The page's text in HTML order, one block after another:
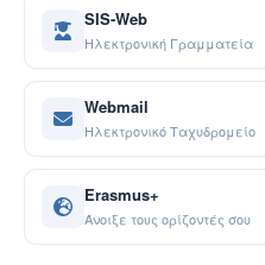
SIS-Web
Ηλεκτρονική Γραμματεία
Webmail
Ηλεκτρονικό Ταχυδρομείο
Erasmus+
Άνοιξε τους ορίζοντές σου